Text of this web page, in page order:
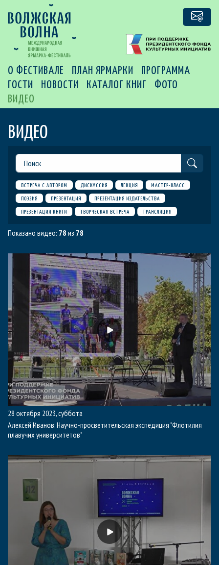
О ФЕСТИВАЛЕ ПЛАН ЯРМАРКИ
ПРОГРАММА
ГОСТИ
НОВОСТИ КАТАЛОГ КНИГ
ФОТО
ВИДЕО
ВИДЕО
ВСТРЕЧА С АВТОРОМ ДИСКУССИЯ ЛЕКЦИЯ МАСТЕР-КЛАСС
ПОЭЗИЯ ПРЕЗЕНТАЦИЯ ПРЕЗЕНТАЦИЯ ИЗДАТЕЛЬСТВА
ПРЕЗЕНТАЦИЯ КНИГИ ТВОРЧЕСКАЯ ВСТРЕЧА ТРАНСЛЯЦИЯ
Показано видео: 78 из 78
28 октября 2023, суббота
Алексей Иванов. Научно-просветительская экспедиция "Флотилия
плавучих университетов"